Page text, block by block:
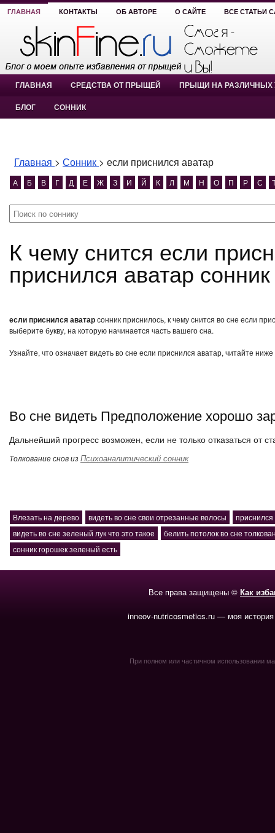
ГЛАВНАЯ КОНТАКТЫ ОБ АВТОРЕ О САЙТЕ ВСЕ СТАТЬИ
ГЛАВНАЯ СРЕДСТВА ОТ ПРЫЩЕЙ ПРЫЩИ НА РАЗЛИЧНЫХ
БЛОГ СОННИК
Главная > Сонник > если приснился аватар
А Б В Г Д Е Ж З И Й К Л М Н О П Р С
К чему снится если приснился аватар? если
приснился аватар сонник
если приснился аватарсонник приснилось, к чему снится во сне если
выберите букву, на которую начинается часть вашего сна.
Узнайте, что означает видеть во сне если приснился аватар, читайте
Во сне видеть Предположение хорошо
Дальнейший прогресс возможен, если не только отказаться от
Толкование снов изПсихоаналитический сонник
Влезать на дерево видеть во сне свои отрезанные волосы
видеть во сне зеленый лук что это такое
белить потолок во сне
сонник горошек зеленый есть
Все права защищены © Как
inneov-nutricosmetics.ru — моя
При полном или частичном использовании